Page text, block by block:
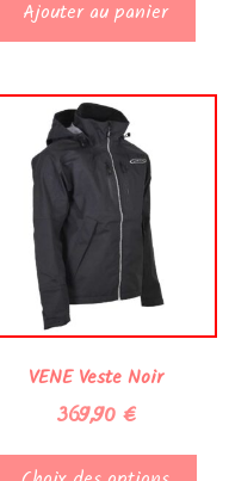
Ajouter au panier
VENE Veste Noir
369,90 €